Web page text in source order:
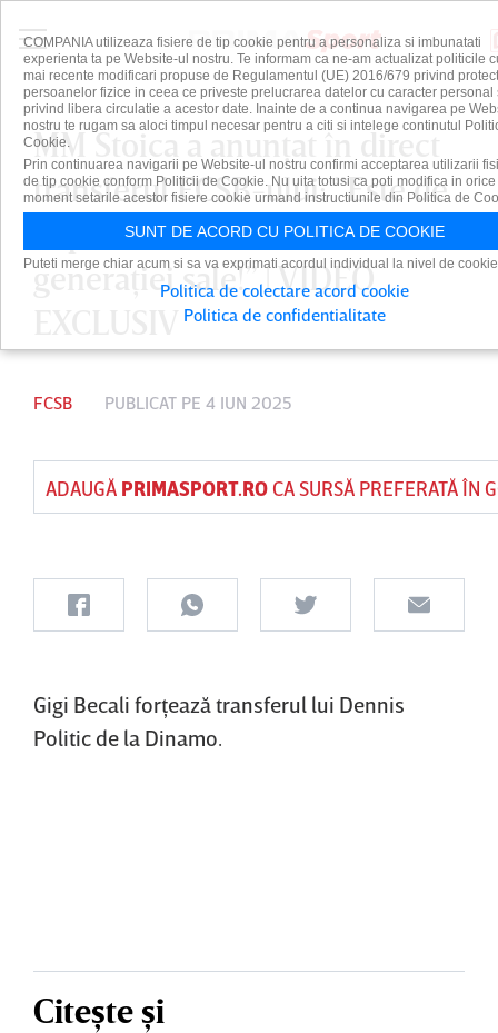
MM Stoica a anunţat în direct
transferul FCSB-ului: ”Este de
departe cel mai bun al
generaţiei sale!” | VIDEO
FCSB PUBLICAT PE 4 IUN 2025
ADAUGĂ PRIMASPORT.ROCA SURSĂ PREFERATĂ ÎN
Gigi Becali forţează transferul lui Dennis
Politic de la Dinamo.
Citește și
COMPANIA utilizeaza fisiere de tip cookie pentru a personaliza si imbunatati
experienta ta pe Website-ul nostru. Te informam ca ne-am actualizat politicile
mai recente modificari propuse de Regulamentul (UE) 2016/679 privind
persoanelor fizice in ceea ce priveste prelucrarea datelor cu caracter personal
privind libera circulatie a acestor date. Inainte de a continua navigarea pe
nostru te rugam sa aloci timpul necesar pentru a citi si intelege continutul
Cookie.
Prin continuarea navigarii pe Website-ul nostru confirmi acceptarea utilizarii
de tip cookie conform Politicii de Cookie. Nu uita totusi ca poti modifica in orice
moment setarile acestor fisiere cookie urmand instructiunile din Politica de
SUNT DE ACORD CU POLITICA DE COOKIE
Puteti merge chiar acum si sa va exprimati acordul individual la nivel de
Politica de colectare acord cookie
Politica de confidentialitate